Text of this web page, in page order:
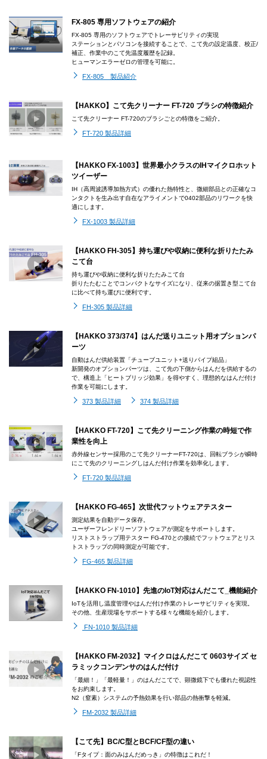
FX-805 専用ソフトウェアの紹介
FX-805 専用のソフトウェアでトレーサビリティの実現
ステーションとパソコンを接続することで、こて先の設定温度、校正/
補正、作業中のこて先温度履歴を記録。
ヒューマンエラーゼロの管理を可能に。
FX-805 製品紹介
【HAKKO】こて先クリーナー FT-720 ブラシの特徴紹介
こて先クリーナー FT-720のブラシごとの特徴をご紹介。
FT-720 製品詳細
【HAKKO FX-1003】世界最小クラスのIHマイクロホット
ツイーザー
IH（高周波誘導加熱方式）の優れた熱特性と、微細部品との正確なコ
ンタクトを生み出す自在なアライメントで0402部品のリワークを快
適にします。
FX-1003 製品詳細
【HAKKO FH-305】持ち運びや収納に便利な折りたたみ
こて台
持ち運びや収納に便利な折りたたみこて台
折りたたむことでコンパクトなサイズになり、従来の据置き型こて台
に比べて持ち運びに便利です。
FH-305 製品詳細
【HAKKO 373/374】はんだ送りユニット用オプションパ
ーツ
自動はんだ供給装置「チューブユニット+送りパイプ組品」
新開発のオプションパーツは、こて先の下側からはんだを供給するの
で、構造上「ヒートブリッジ効果」を得やすく、理想的なはんだ付け
作業を可能にします。
373 製品詳細 374 製品詳細
【HAKKO FT-720】こて先クリーニング作業の時短で作
業性を向上
赤外線センサー採用のこて先クリーナーFT-720は、回転ブラシが瞬時
にこて先のクリーニングしはんだ付け作業を効率化します。
FT-720 製品詳細
【HAKKO FG-465】次世代フットウェアテスター
測定結果を自動データ保存。
ユーザーフレンドリーソフトウェアが測定をサポートします。
リストストラップ用テスター FG-470との接続でフットウェアとリス
トストラップの同時測定が可能です。
FG-465 製品詳細
【HAKKO FN-1010】先進のIoT対応はんだこて_機能紹介
IoTを活用し温度管理やはんだ付け作業のトレーサビリティを実現。
その他、生産現場をサポートする様々な機能を紹介します。
FN-1010 製品詳細
【HAKKO FM-2032】マイクロはんだこて 0603サイズ セ
ラミックコンデンサのはんだ付け
「最細！」「最軽量！」のはんだこてで、顕微鏡下でも優れた視認性
をお約束します。
N2（窒素）システムの予熱効果を行い部品の熱衝撃を軽減。
FM-2032 製品詳細
【こて先】BC/C型とBCF/CF型の違い
「Fタイプ：面のみはんだめっき」の特徴はこれだ！